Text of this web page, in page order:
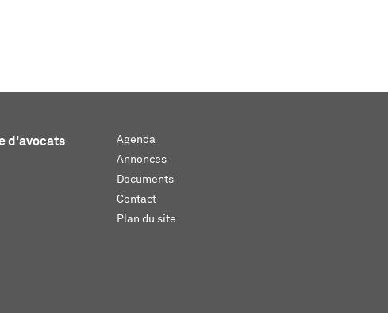
d'avocats
Agenda
Annonces
Documents
Contact
Plan du site